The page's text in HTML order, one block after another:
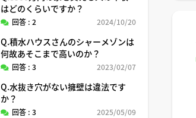
はどのくらいですか？
回答 : 2 2024/10/20
Q.積水ハウスさんのシャーメゾンは
何故あそこまで高いのか？
回答 : 3 2023/02/07
Q.水抜き穴がない擁壁は違法です
か？
回答 : 3 2025/05/09